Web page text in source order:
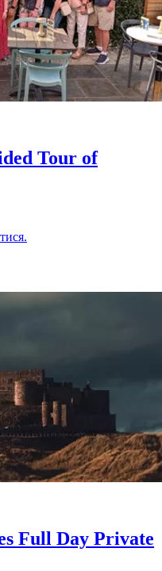
Tour of
Full Day Private